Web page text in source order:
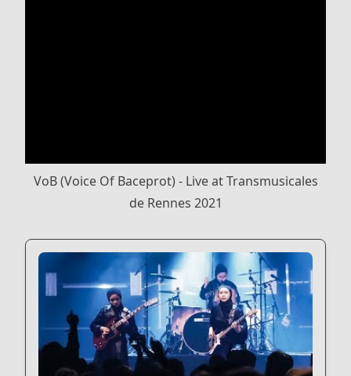
VoB (Voice Of Baceprot) - Live at Transmusicales
de Rennes 2021